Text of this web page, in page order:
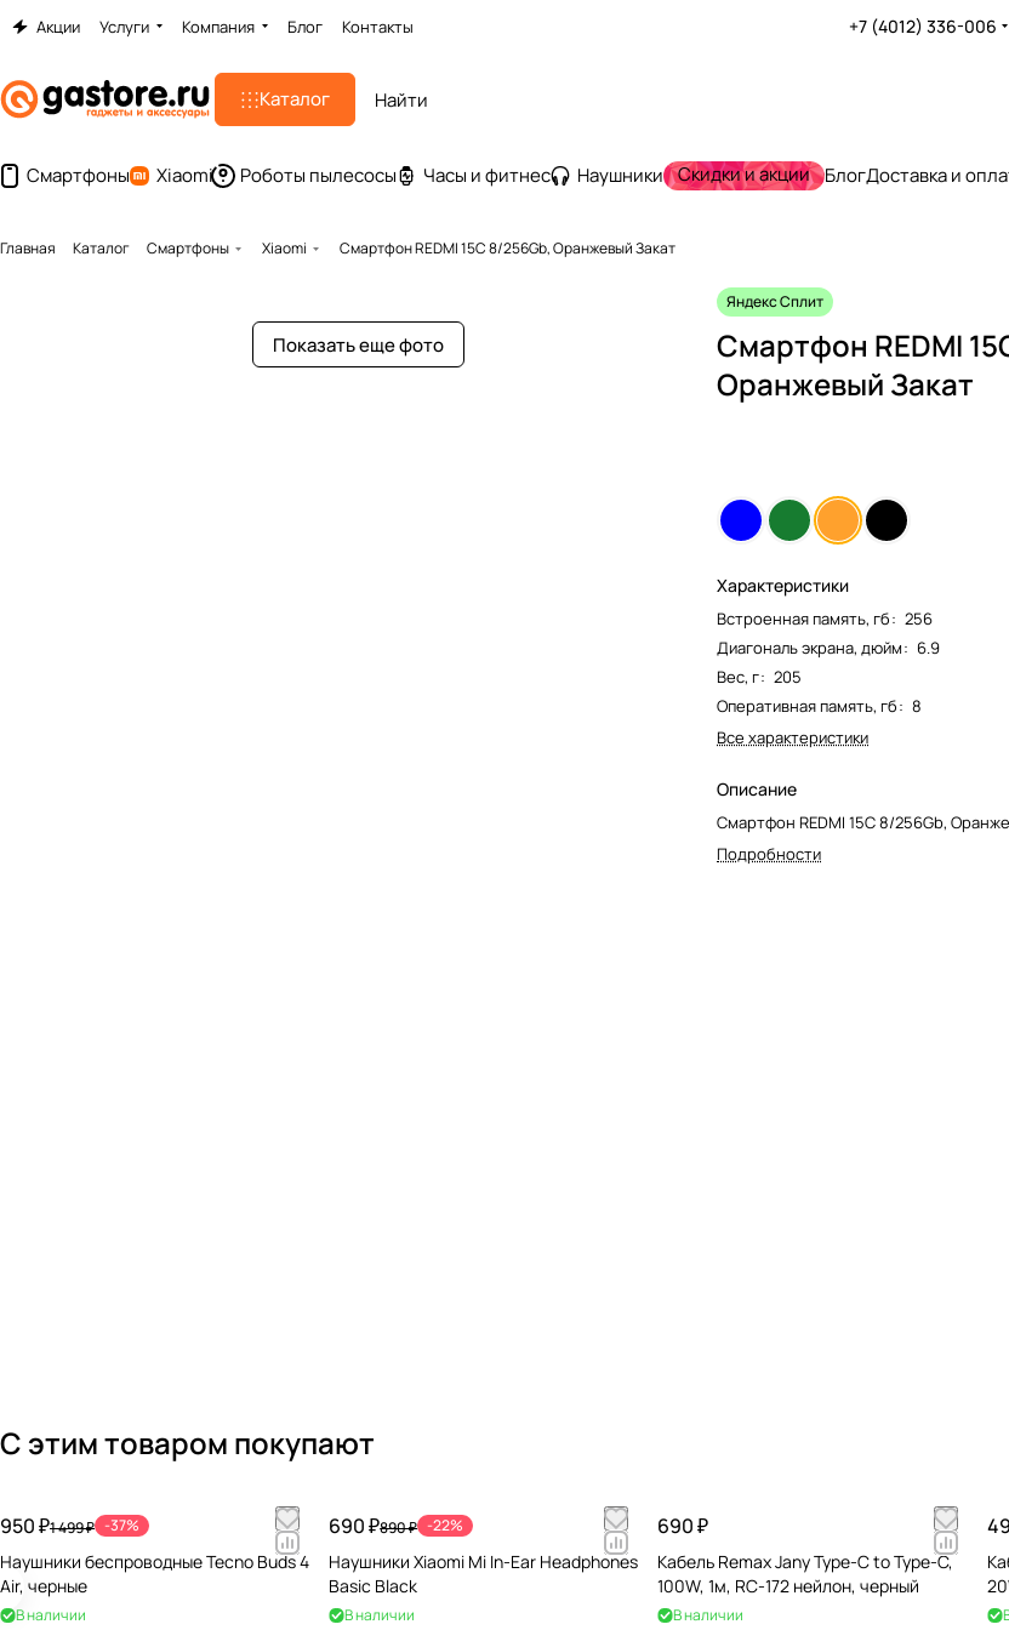
Акции Услуги Компания Блог Контакты +7 (4012) 336-006
Каталог
Смартфоны Xiaomi Роботы пылесосы Часы и фитнес Наушники Скидки и акции БлогДоставка и
Главная Каталог Смартфоны Xiaomi Смартфон REDMI 15C 8/256Gb, Оранжевый Закат
Показать еще фото
Яндекс Сплит
Смартфон REDMI
Оранжевый Закат
Характеристики
Встроенная память, гб: 256
Диагональ экрана, дюйм: 6.9
Вес, г: 205
Оперативная память, гб: 8
Все характеристики
Описание
Смартфон REDMI 15C 8/256Gb,
Подробности
С этим товаром покупают
950 ₽1 499 ₽ -37%
Наушники беспроводные Tecno Buds 4
Air, черные
В наличии
690 ₽890 ₽ -22%
Наушники Xiaomi Mi In-Ear Headphones
Basic Black
В наличии
690 ₽
Кабель Remax Jany Type-C to Type-C,
100W, 1м, RC-172 нейлон, черный
В наличии